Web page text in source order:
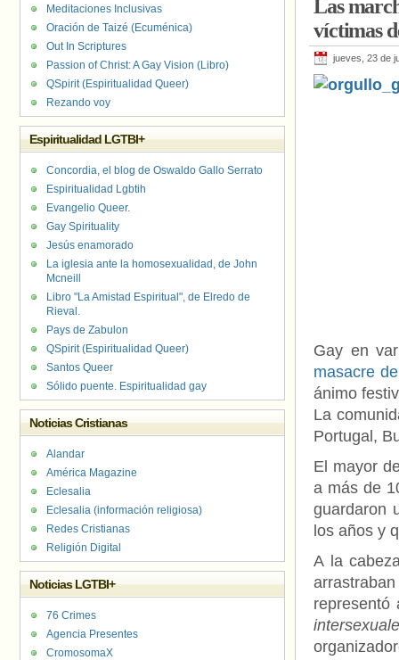
Las
víctimas
jueves, 23 de
Gay en
masacre
ánimo
La
Portugal,
El mayor
a más de
guardaron
los años y
A la
Meditaciones Inclusivas
Oración de Taizé (Ecuménica)
Out In Scriptures
Passion of Christ: A Gay Vision (Libro)
QSpirit (Espiritualidad Queer)
Rezando voy
Espiritualidad LGTBI+
Concordia, el blog de Oswaldo Gallo Serrato
Espiritualidad Lgbtih
Evangelio Queer.
Gay Spirituality
Jesús enamorado
La iglesia ante la homosexualidad, de John
Mcneill
Libro "La Amistad Espiritual", de Elredo de
Rieval.
Pays de Zabulon
QSpirit (Espiritualidad Queer)
Santos Queer
Sólido puente. Espiritualidad gay
Noticias Cristianas
Alandar
América Magazine
Eclesalia
Eclesalia (información religiosa)
Redes Cristianas
Religión Digital
Noticias LGTBI+
76 Crimes
Agencia Presentes
CromosomaX